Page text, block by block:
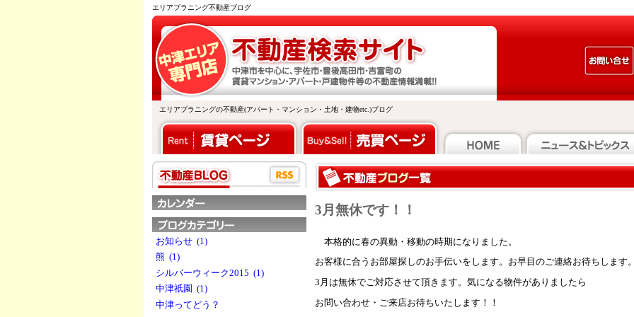
エリアプラニング不動産ブログ
エリアプラニングの不動産(アパート・マンション・土地・建物etc.)ブログ
3月無休です！！
本格的に春の異動・移動の時期になりました。
お客様に合うお部屋探しのお手伝いをします。お早目のご連絡お待ちします
3月は無休でご対応させて頂きます。気になる物件がありましたら
お問い合わせ・ご来店お待ちいたします！！
お知らせ (1)
熊 (1)
シルバーウィーク2015 (1)
中津祇園 (1)
中津ってどう？